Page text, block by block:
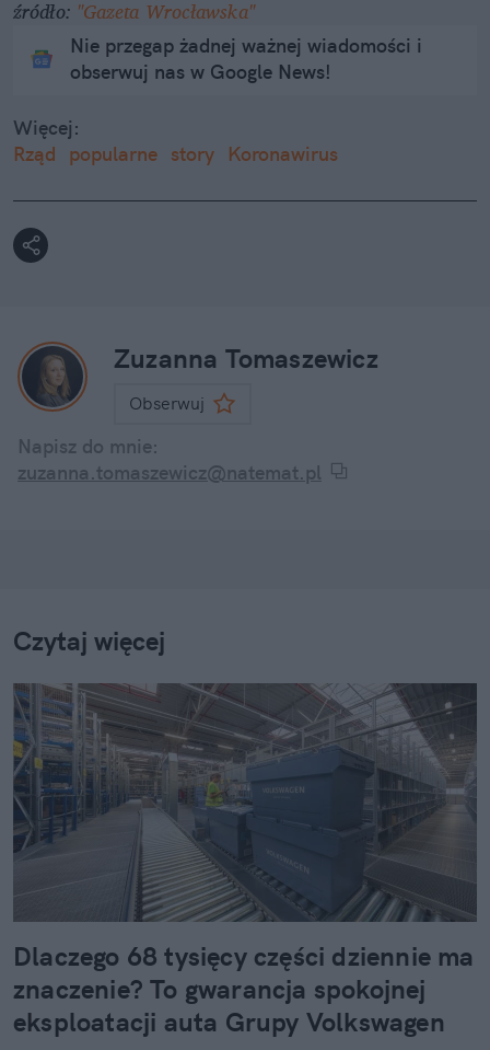
źródło: "Gazeta Wrocławska"
Nie przegap żadnej ważnej wiadomości i
obserwuj nas w Google News!
Więcej:
Rząd
popularne story Koronawirus
Zuzanna Tomaszewicz
Obserwuj
Napisz do mnie:
zuzanna.tomaszewicz@natemat.pl
Czytaj więcej
Dlaczego 68 tysięcy części dziennie ma
znaczenie? To gwarancja spokojnej
eksploatacji auta Grupy Volkswagen